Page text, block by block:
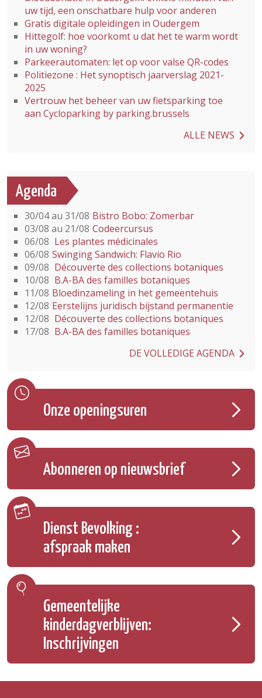
uw tijd, een onschatbare hulp voor anderen
Gratis digitale opleidingen in Oudergem
Hittegolf: hoe voorkomt u dat het te warm wordt
in uw woning?
Parkeerautomaten: let op voor valse QR-codes
Politiezone : Het synoptisch jaarverslag 2021-
2025
Vertrouw het beheer van uw fietsparking toe
aan Cycloparking by parking.brussels
ALLE NEWS
Agenda
30/04 au 31/08 Bistro Bobo: Zomerbar
03/08 au 21/08 Codeercursus
06/08 Les plantes médicinales
06/08 Swinging Sandwich: Flavio Rio
09/08 Découverte des collections botaniques
10/08 B.A-BA des familles botaniques
11/08 Bloedinzameling in het gemeentehuis
12/08 Eerstelijns juridisch bijstand permanentie
12/08 Découverte des collections botaniques
17/08 B.A-BA des familles botaniques
DE VOLLEDIGE AGENDA
Onze openingsuren
Abonneren op nieuwsbrief
Dienst Bevolking :
afspraak maken
Gemeentelijke
kinderdagverblijven:
Inschrijvingen